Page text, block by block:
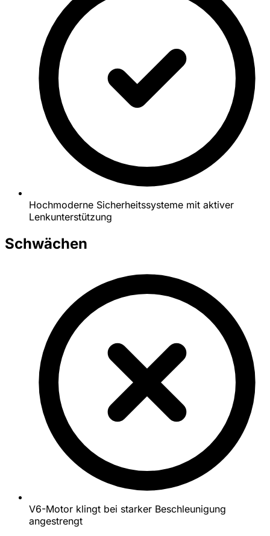
Hochmoderne Sicherheitssysteme mit aktiver
Lenkunterstützung
Schwächen
V6-Motor klingt bei starker Beschleunigung
angestrengt